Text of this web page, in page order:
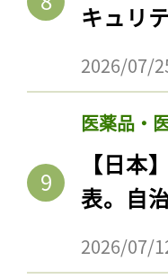
キュリ
2026/07/
医薬品・
【日本
表。自
2026/07/
記